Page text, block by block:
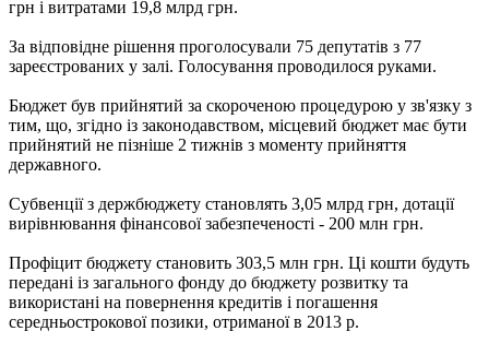
грн і витратами 19,8 млрд грн.
За відповідне рішення проголосували 75 депутатів з 77
зареєстрованих у залі. Голосування проводилося руками.
Бюджет був прийнятий за скороченою процедурою у зв'язку з
тим, що, згідно із законодавством, місцевий бюджет має бути
прийнятий не пізніше 2 тижнів з моменту прийняття
державного.
Субвенції з держбюджету становлять 3,05 млрд грн, дотації
вирівнювання фінансової забезпеченості - 200 млн грн.
Профіцит бюджету становить 303,5 млн грн. Ці кошти будуть
передані із загального фонду до бюджету розвитку та
використані на повернення кредитів і погашення
середньострокової позики, отриманої в 2013 р.